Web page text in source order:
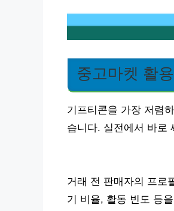
중고마켓 활
기프티콘을 가장 저렴
습니다. 실전에서 바로
거래 전 판매자의 프로
기 비율, 활동 빈도 등